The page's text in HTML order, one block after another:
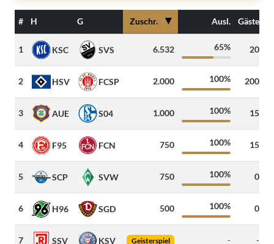
# H G Zuschr. ▼ Ausl. Gäste
1 KSC SVS 6.532 65% 20
2 HSV FCSP 2.000 100% 200
3 AUE S04 1.000 100% 15
4 F95 FCN 750 100% 15
5 SCP SVW 750 100% 0
6 H96 SGD 500 100% 0
7 SSV KSV Geisterspiel - -